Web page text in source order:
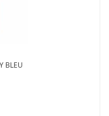
BLEU